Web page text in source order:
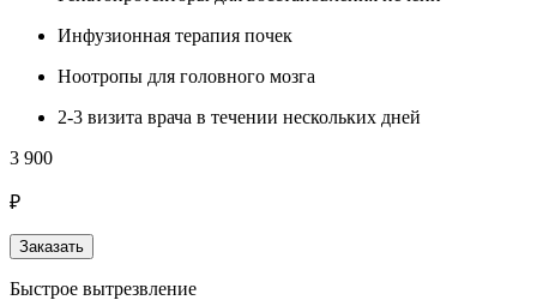
Инфузионная терапия почек
Ноотропы для головного мозга
2-3 визита врача в течении нескольких дней
3 900
₽
Заказать
Быстрое вытрезвление